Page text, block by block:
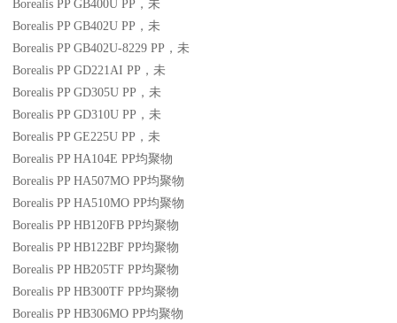
Borealis PP GB400U PP ，未
Borealis PP GB402U PP ，未
Borealis PP GB402U-8229 PP ，未
Borealis PP GD221AI PP ，未
Borealis PP GD305U PP ，未
Borealis PP GD310U PP ，未
Borealis PP GE225U PP ，未
Borealis PP HA104E PP均聚物
Borealis PP HA507MO PP均聚物
Borealis PP HA510MO PP均聚物
Borealis PP HB120FB PP均聚物
Borealis PP HB122BF PP均聚物
Borealis PP HB205TF PP均聚物
Borealis PP HB300TF PP均聚物
Borealis PP HB306MO PP均聚物